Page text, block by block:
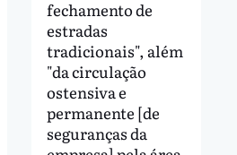
fechamento de
estradas
tradicionais", além
"da circulação
ostensiva e
permanente [de
seguranças da